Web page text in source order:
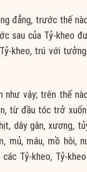
đẳng, trước thế
sau của Tỷ-kheo
kheo, trú với
vậy; trên thế
từ đầu tóc trở
dây gân, xương,
mủ, máu, mồ hôi,
Tỷ-kheo, Tỷ-